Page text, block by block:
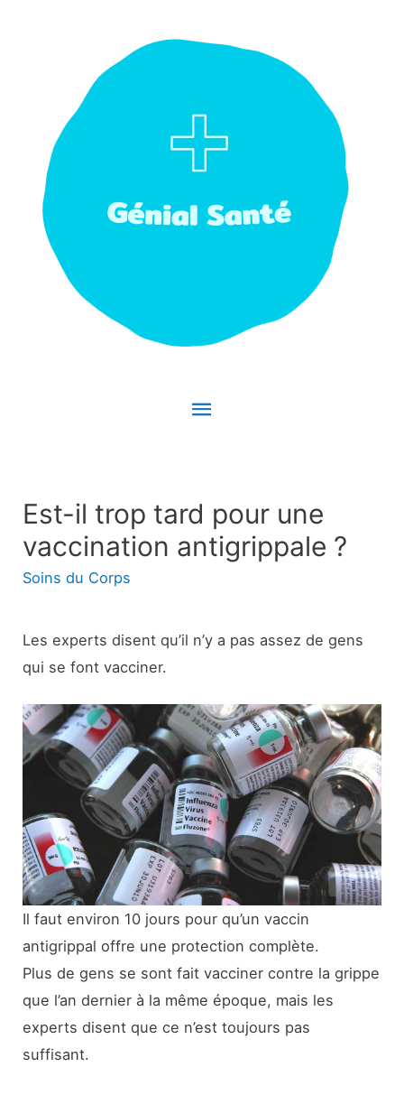
Menu
Est-il trop tard pour une
vaccination antigrippale ?
Soins du Corps
Les experts disent qu’il n’y a pas assez de gens
qui se font vacciner.
Il faut environ 10 jours pour qu’un vaccin
antigrippal offre une protection complète.
Plus de gens se sont fait vacciner contre la grippe
que l’an dernier à la même époque, mais les
experts disent que ce n’est toujours pas
suffisant.